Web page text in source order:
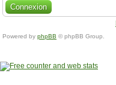
Powered by phpBB © phpBB Group.